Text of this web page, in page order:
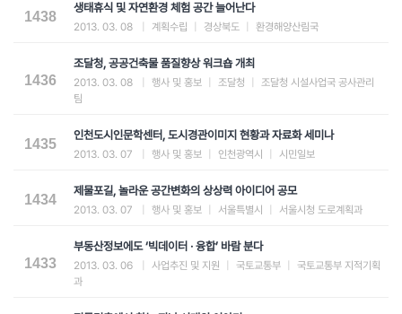
1438
생태휴식 및 자연환경 체험 공간 늘어난다
2013. 03. 08 계획수립 경상북도 환경해양산림국
1436
조달청, 공공건축물 품질향상 워크숍 개최
2013. 03. 08 행사 및 홍보 조달청
조달청 시설사업국 공사관리
팀
1435
인천도시인문학센터, 도시경관이미지 현황과 자료화 세미나
2013. 03. 07 행사 및 홍보 인천광역시 시민일보
1434
제물포길, 놀라운 공간변화의 상상력 아이디어 공모
2013. 03. 07 행사 및 홍보 서울특별시 서울시청 도로계획과
1433
부동산정보에도 ‘빅데이터 · 융합’ 바람 분다
2013. 03. 06 사업추진 및 지원 국토교통부
국토교통부 지적기획
과